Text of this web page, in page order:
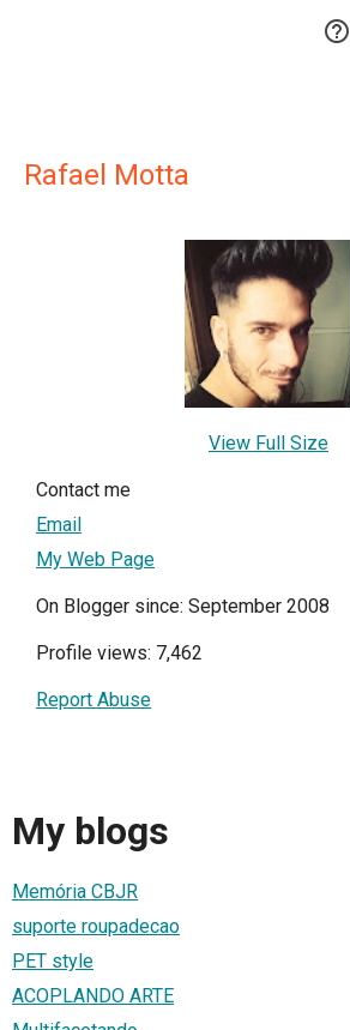

Rafael Motta
View Full Size
Contact me
Email
My Web Page
On Blogger since: September 2008
Profile views: 7,462
Report Abuse
My blogs
Memória CBJR
suporte roupadecao
PET style
ACOPLANDO ARTE